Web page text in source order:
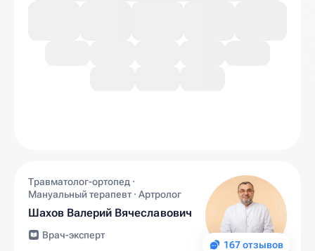
167 отзывов
Травматолог-ортопед ·
Мануальный терапевт · Артролог
Шахов Валерий Вячеславович
Врач-эксперт